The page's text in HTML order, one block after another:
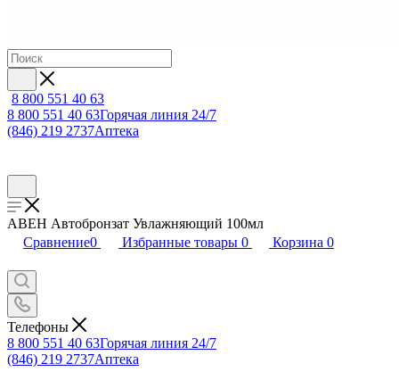
8 800 551 40 63
8 800 551 40 63Горячая линия 24/7
(846) 219 2737Аптека
АВЕН Автобронзат Увлажняющий 100мл
Сравнение0 Избранные товары 0 Корзина 0
Телефоны
8 800 551 40 63Горячая линия 24/7
(846) 219 2737Аптека